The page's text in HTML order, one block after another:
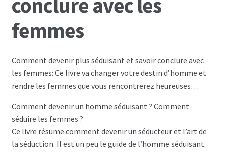
Les programmes les plus appréciés par les
hommes
Les programmes les plus appréciés par les
femmes
Cryptos
Paypal
femmes
Comment devenir plus séduisant et savoir conclure avec
les femmes: Ce livre va changer votre destin d’homme et
rendre les femmes que vous rencontrerez heureuses…
Comment devenir un homme séduisant ? Comment
séduire les femmes ?
Ce livre résume comment devenir un séducteur et l’art de
la séduction. Il est un peu le guide de l’homme séduisant.